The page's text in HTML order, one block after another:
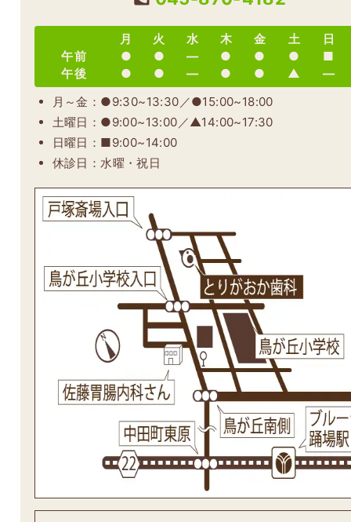
月 火 水 木 金 土
日
午前
● ● ― ● ● ●
■
午後
● ● ― ● ● ▲
―
月～金：●9:30~13:30／●15:00~18:00
土曜日：●9:00~13:00／▲14:00~17:30
日曜日：■9:00~14:00
休診日：水曜・祝日